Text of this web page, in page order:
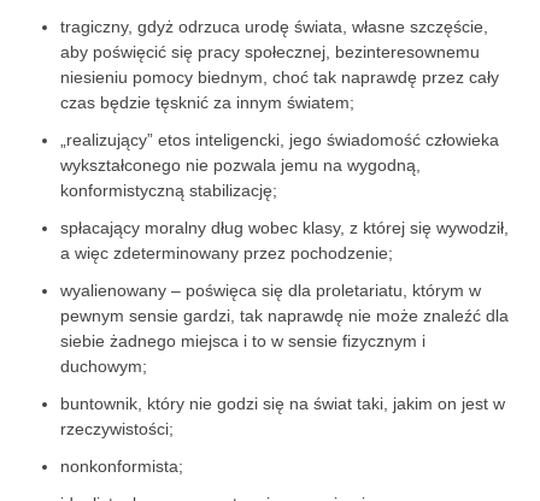
tragiczny, gdyż odrzuca urodę świata, własne szczęście,
aby poświęcić się pracy społecznej, bezinteresownemu
niesieniu pomocy biednym, choć tak naprawdę przez cały
czas będzie tęsknić za innym światem;
„realizujący” etos inteligencki, jego świadomość człowieka
wykształconego nie pozwala jemu na wygodną,
konformistyczną stabilizację;
spłacający moralny dług wobec klasy, z której się wywodził,
a więc zdeterminowany przez pochodzenie;
wyalienowany – poświęca się dla proletariatu, którym w
pewnym sensie gardzi, tak naprawdę nie może znaleźć dla
siebie żadnego miejsca i to w sensie fizycznym i
duchowym;
buntownik, który nie godzi się na świat taki, jakim on jest w
rzeczywistości;
nonkonformista;